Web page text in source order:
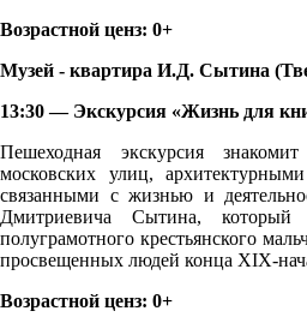
Возрастной ценз: 0+
Музей - квартира И.Д. Сытина
13:30 — Экскурсия «Жизнь для
Пешеходная экскурсия
московских улиц,
связанными с жизнью и
Дмитриевича Сытина,
полуграмотного крестьянского
просвещенных людей конца XIX-
Возрастной ценз: 0+